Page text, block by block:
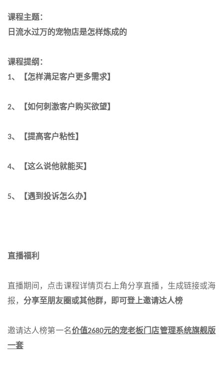
课程主题：
日流水过万的宠物店是怎样炼成的
课程提纲：
1、【怎样满足客户更多需求】
2、【如何刺激客户购买欲望】
3、【提高客户粘性】
4、【这么说他就能买】
5、【遇到投诉怎么办】
直播福利
直播期间，点击课程详情页右上角分享直播，生成链接或海
报， 分享至朋友圈或其他群，即可登上邀请达人榜
邀请达人榜第一名价值2680元的宠老板门店管理系统旗舰版
一套